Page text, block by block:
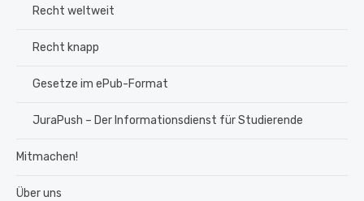
Recht weltweit
Recht knapp
Gesetze im ePub-Format
JuraPush – Der Informationsdienst für Studierende
Mitmachen!
Über uns